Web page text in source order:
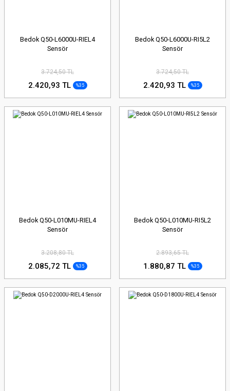
Bedok Q50-L6000U-RIEL4
Sensör
3.724,50 TL
2.420,93 TL %35
Bedok Q50-L6000U-RI5L2
Sensör
3.724,50 TL
2.420,93 TL %35
Bedok Q50-L010MU-RIEL4
Sensör
3.208,80 TL
2.085,72 TL %35
Bedok Q50-L010MU-RI5L2
Sensör
2.893,65 TL
1.880,87 TL %35